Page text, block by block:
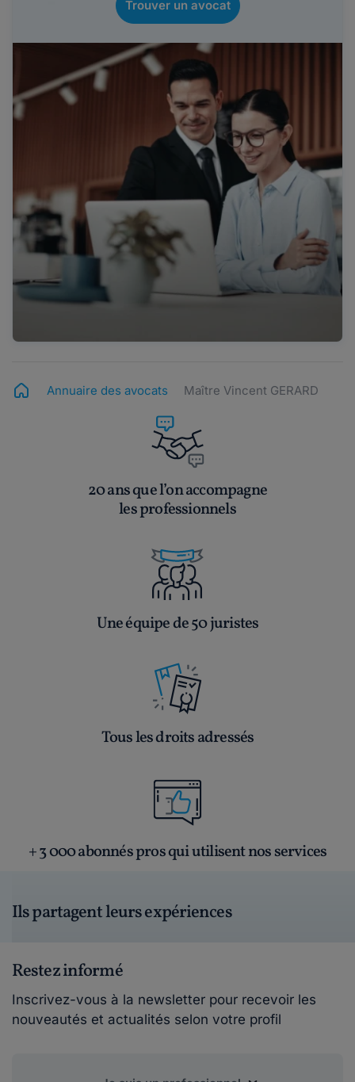
Trouver un avocat
Annuaire des avocats Maître Vincent GERARD
20 ans que l’on accompagne
les professionnels
Une équipe de 50 juristes
Tous les droits adressés
+ 3 000 abonnés pros qui utilisent nos services
Ils partagent leurs expériences
Restez informé
Inscrivez-vous à la newsletter pour recevoir les
nouveautés et actualités selon votre profil